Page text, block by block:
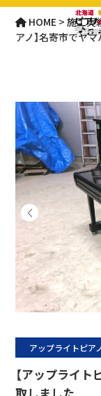
HOME >施工実
アノ】名寄市でヤ
アップライトピア
【アップライト